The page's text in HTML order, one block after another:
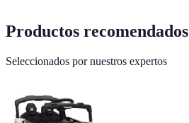
Productos recomendados
Seleccionados por nuestros expertos